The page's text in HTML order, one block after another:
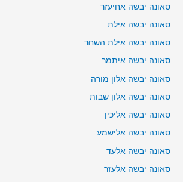
סאונה יבשה אחיעזר
סאונה יבשה אילת
סאונה יבשה אילת השחר
סאונה יבשה איתמר
סאונה יבשה אלון מורה
סאונה יבשה אלון שבות
סאונה יבשה אליכין
סאונה יבשה אלישמע
סאונה יבשה אלעד
סאונה יבשה אלעזר